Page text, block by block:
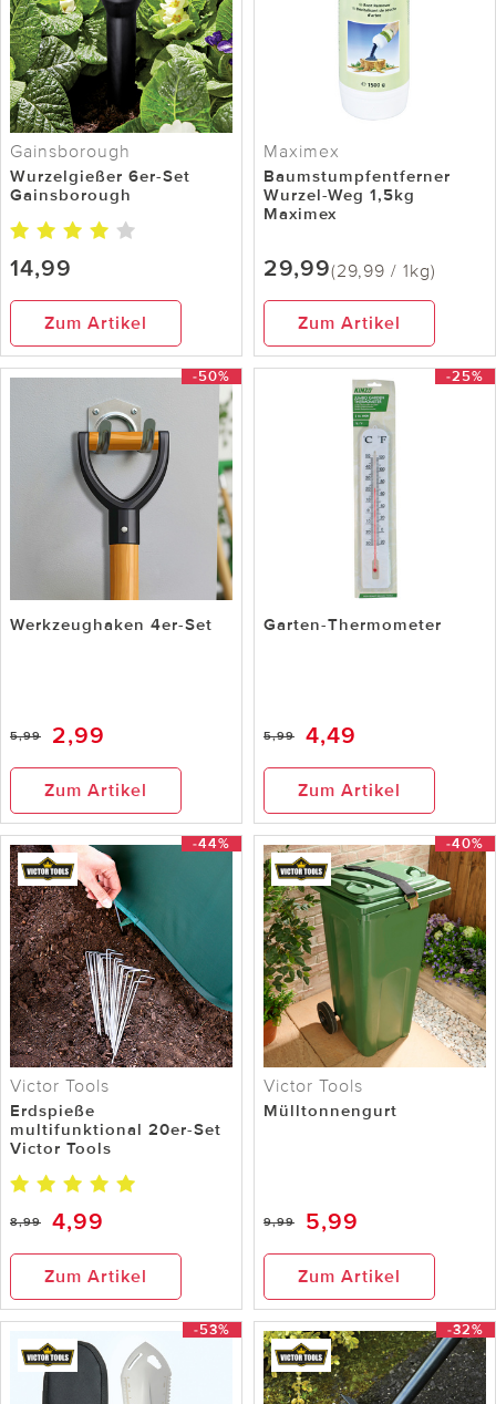
Gainsborough
Wurzelgießer 6er-Set
Gainsborough
14,99
Zum Artikel
Maximex
Baumstumpfentferner
Wurzel-Weg 1,5kg
Maximex
29,99(29,99 / 1kg)
Zum Artikel
-50%
Werkzeughaken 4er-Set
5,99 2,99
Zum Artikel
-25%
Garten-Thermometer
5,99 4,49
Zum Artikel
-44%
Victor Tools
Erdspieße
multifunktional 20er-Set
Victor Tools
8,99 4,99
Zum Artikel
-40%
Victor Tools
Mülltonnengurt
9,99 5,99
Zum Artikel
-53% -32%